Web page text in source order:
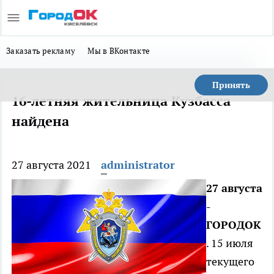
Заказать рекламу Мы в ВКонтакте
Принять
16-летняя жительница Кузбасса
найдена
27 августа 2021
administrator
27 августа
-
ГОРОДОК
. 15 июля
текущего